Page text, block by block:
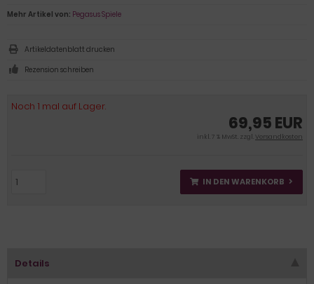
Noch 1 mal auf Lager.
69,95 EUR
inkl. 7 % MwSt. zzgl.Versandkosten
IN DEN WARENKORB
Mehr Artikel von: Pegasus Spiele
Artikeldatenblatt drucken
Rezension schreiben
Details